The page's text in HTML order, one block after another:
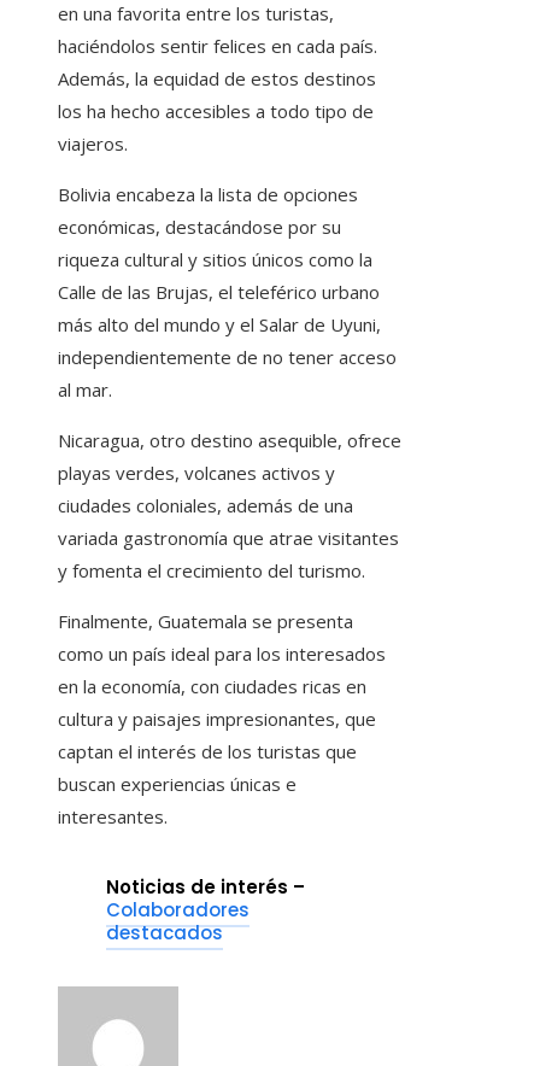
en una favorita entre los turistas,
haciéndolos sentir felices en cada país.
Además, la equidad de estos destinos
los ha hecho accesibles a todo tipo de
viajeros.
Bolivia encabeza la lista de opciones
económicas, destacándose por su
riqueza cultural y sitios únicos como la
Calle de las Brujas, el teleférico urbano
más alto del mundo y el Salar de Uyuni,
independientemente de no tener acceso
al mar.
Nicaragua, otro destino asequible, ofrece
playas verdes, volcanes activos y
ciudades coloniales, además de una
variada gastronomía que atrae visitantes
y fomenta el crecimiento del turismo.
Finalmente, Guatemala se presenta
como un país ideal para los interesados ​​
en la economía, con ciudades ricas en
cultura y paisajes impresionantes, que
captan el interés de los turistas que
buscan experiencias únicas e
interesantes.
Noticias de interés –
Colaboradores
destacados